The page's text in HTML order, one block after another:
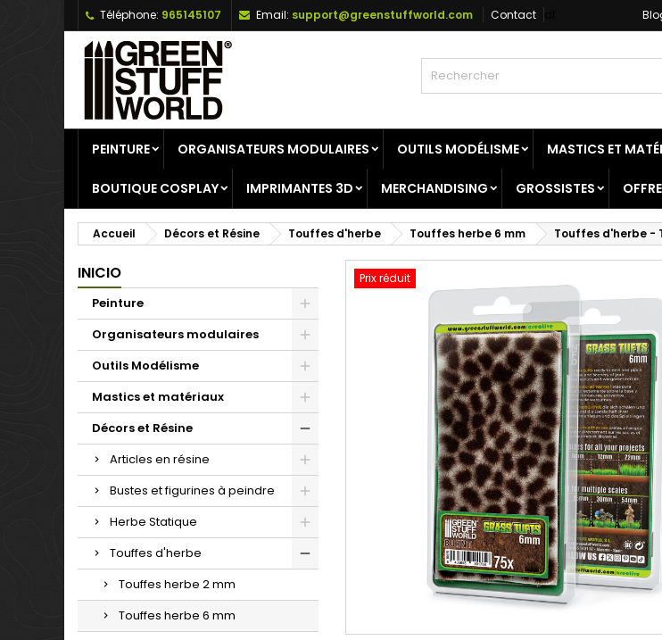
Téléphone: 965145107 Email: support@greenstuffworld.com Contact
PEINTURE ORGANISATEURS MODULAIRES OUTILS MODÉLISME MASTICS ET
BOUTIQUE COSPLAY IMPRIMANTES 3D MERCHANDISING GROSSISTES
Accueil Décors et Résine Touffes d'herbe Touffes herbe 6 mm Touffes d'herbe -
INICIO
Peinture
Organisateurs modulaires
Outils Modélisme
Mastics et matériaux
Décors et Résine
Articles en résine
Bustes et figurines à peindre
Herbe Statique
Touffes d'herbe
Touffes herbe 2 mm
Touffes herbe 6 mm
Prix réduit
Ajouter à ma liste d'envies
Créer une nouvelle liste
Créer une liste d'envies
Annuler
Connexion
Vous devez être connecté pour ajouter des